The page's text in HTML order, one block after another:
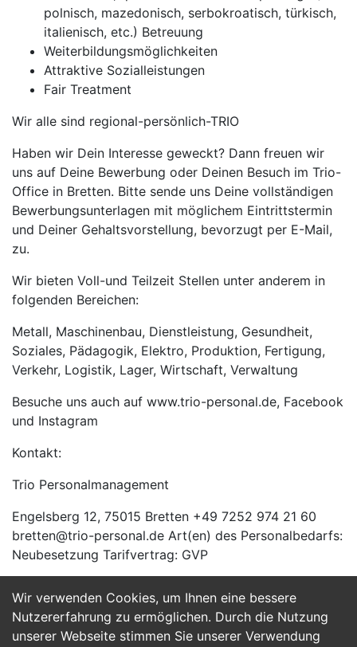
Wir verwenden Cookies, um Ihnen eine bessere
Nutzererfahrung zu ermöglichen. Durch die Nutzung
unserer Webseite stimmen Sie unserer Verwendung
polnisch, mazedonisch, serbokroatisch, türkisch,
italienisch, etc.) Betreuung
Weiterbildungsmöglichkeiten
Attraktive Sozialleistungen
Fair Treatment
Wir alle sind regional-persönlich-TRIO
Haben wir Dein Interesse geweckt? Dann freuen wir
uns auf Deine Bewerbung oder Deinen Besuch im Trio-
Office in Bretten. Bitte sende uns Deine vollständigen
Bewerbungsunterlagen mit möglichem Eintrittstermin
und Deiner Gehaltsvorstellung, bevorzugt per E-Mail,
zu.
Wir bieten Voll-und Teilzeit Stellen unter anderem in
folgenden Bereichen:
Metall, Maschinenbau, Dienstleistung, Gesundheit,
Soziales, Pädagogik, Elektro, Produktion, Fertigung,
Verkehr, Logistik, Lager, Wirtschaft, Verwaltung
Besuche uns auch auf www.trio-personal.de, Facebook
und Instagram
Kontakt:
Trio Personalmanagement
Engelsberg 12, 75015 Bretten +49 7252 974 21 60
bretten@trio-personal.de Art(en) des Personalbedarfs:
Neubesetzung Tarifvertrag: GVP
Jetzt Bewerben